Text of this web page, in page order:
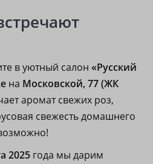
в уютный салон «Русский
на Московской, 77 (ЖК
аромат свежих роз,
свежесть домашнего
2025 года мы дарим